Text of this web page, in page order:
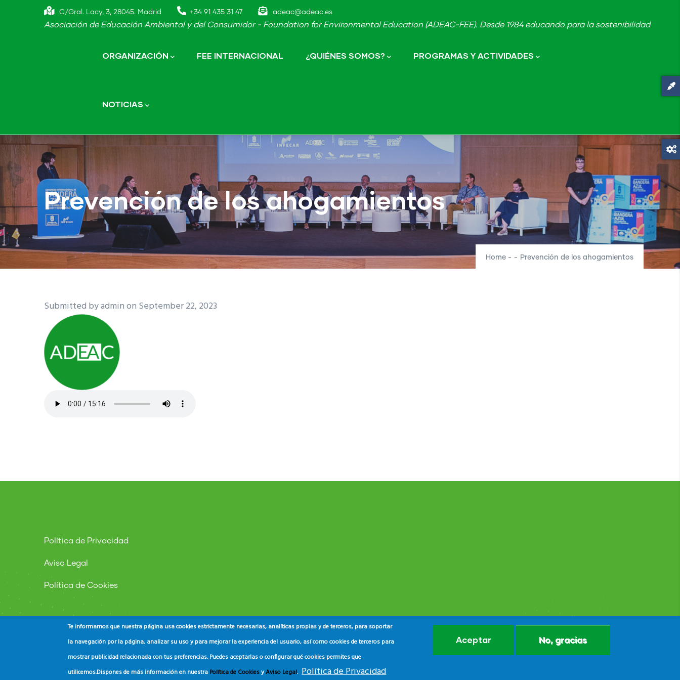
C/Gral. Lacy, 3, 28045. Madrid +34 91 435 31 47 adeac@adeac.es
Asociación de Educación Ambiental y del Consumidor - Foundation for Environmental Education (ADEAC-FEE). Desde 1984 educando para la sostenibilidad
navigation
ORGANIZACIÓN FEE INTERNACIONAL ¿QUIÉNES SOMOS? PROGRAMAS Y ACTIVIDADES
NOTICIAS
Prevención de los ahogamientos
Home - - Prevención de los ahogamientos
Submitted byadminon September 22, 2023
Política de Privacidad
Aviso Legal
Política de Cookies
© Copyright ADEAC2023. All Rights Reserved.
Te informamos que nuestra página usa cookies estrictamente necesarias, analíticas propias y de terceros, para soportar
la navegación por la página, analizar su uso y para mejorar la experiencia del usuario, así como cookies de terceros para
mostrar publicidad relacionada con tus preferencias. Puedes aceptarlas o configurar qué cookies permites que
utilicemos.Dispones de más información en nuestra Política de CookiesyAviso Legal. Política de Privacidad
Aceptar No, gracias